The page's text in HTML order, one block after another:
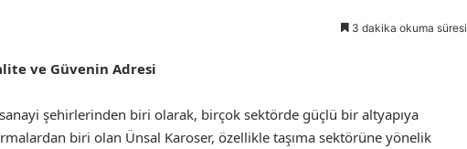
3 dakika okuma süresi
ve Güvenin Adresi
şehirlerinden biri olarak, birçok sektörde güçlü bir altyapıya
biri olan Ünsal Karoser, özellikle taşıma sektörüne yönelik